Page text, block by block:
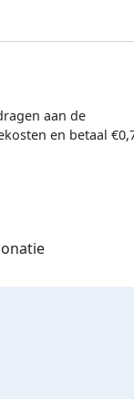
bedankt
aan de
en betaal